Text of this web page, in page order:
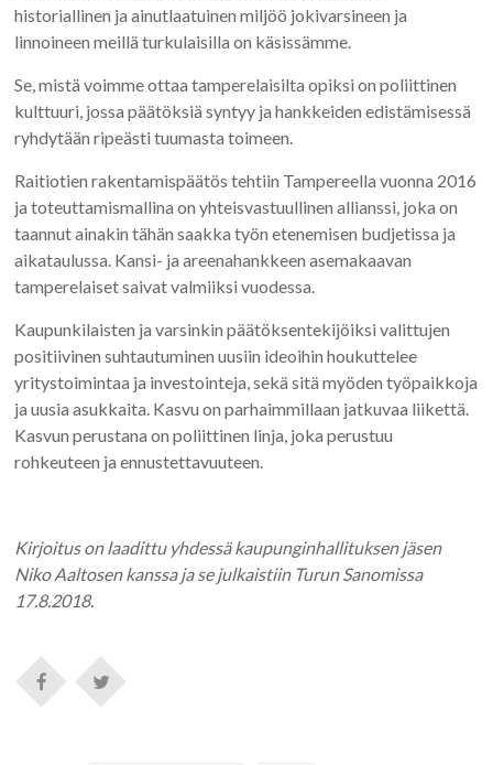
historiallinen ja ainutlaatuinen miljöö jokivarsineen ja
linnoineen meillä turkulaisilla on käsissämme.
Se, mistä voimme ottaa tamperelaisilta opiksi on poliittinen
kulttuuri, jossa päätöksiä syntyy ja hankkeiden edistämisessä
ryhdytään ripeästi tuumasta toimeen.
Raitiotien rakentamispäätös tehtiin Tampereella vuonna 2016
ja toteuttamismallina on yhteisvastuullinen allianssi, joka on
taannut ainakin tähän saakka työn etenemisen budjetissa ja
aikataulussa. Kansi- ja areenahankkeen asemakaavan
tamperelaiset saivat valmiiksi vuodessa.
Kaupunkilaisten ja varsinkin päätöksentekijöiksi valittujen
positiivinen suhtautuminen uusiin ideoihin houkuttelee
yritystoimintaa ja investointeja, sekä sitä myöden työpaikkoja
ja uusia asukkaita. Kasvu on parhaimmillaan jatkuvaa liikettä.
Kasvun perustana on poliittinen linja, joka perustuu
rohkeuteen ja ennustettavuuteen.
Kirjoitus on laadittu yhdessä kaupunginhallituksen jäsen
Niko Aaltosen kanssa ja se julkaistiin Turun Sanomissa
17.8.2018.